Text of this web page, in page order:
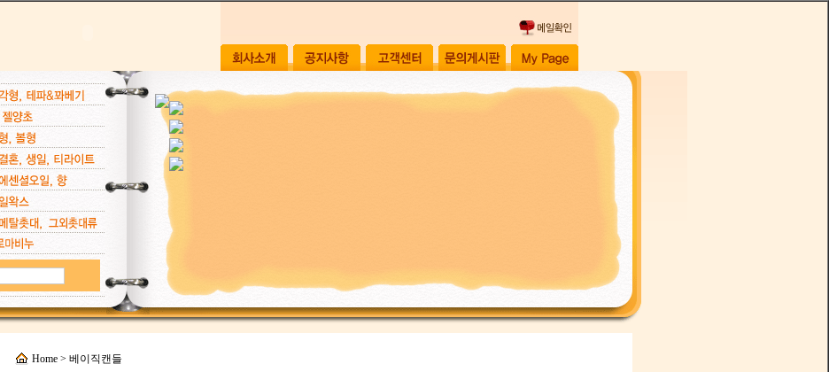
Home > 베이직캔들